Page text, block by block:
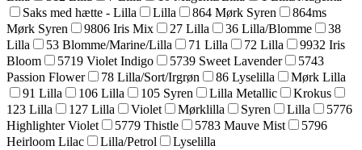
Saks med hætte - Lilla
Lilla 864 Mørk Syren
864ms
Mørk Syren
9806 Iris Mix 27 Lilla 36 Lilla/Blomme
38
Lilla
53 Blomme/Marine/Lilla 71 Lilla 72 Lilla
9932 Iris
Bloom
5719 Violet Indigo 5739 Sweet Lavender
5743
Passion Flower
78 Lilla/Sort/Irgrøn 86 Lyselilla
Mørk Lilla
91 Lilla
106 Lilla 105 Syren Lilla Metallic
Krokus
123 Lilla
127 Lilla Violet Mørklilla Syren Lilla
5776
Highlighter Violet
5779 Thistle 5783 Mauve Mist
5796
Heirloom Lilac
Lilla/Petrol
Lyselilla